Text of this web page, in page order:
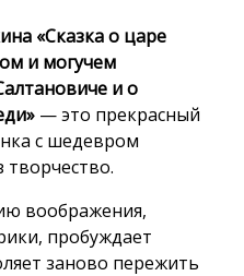
«Сказка о царе
и могучем
и о
— это прекрасный
с шедевром
творчество.
воображения,
пробуждает
заново пережить